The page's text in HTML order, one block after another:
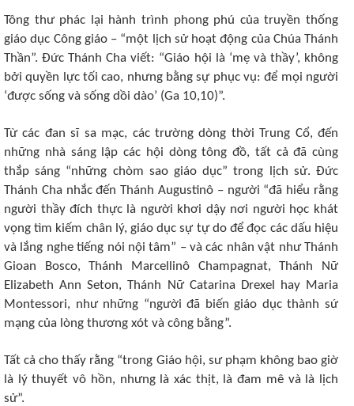
Tông thư phác lại hành trình phong phú của truyền thống
giáo dục Công giáo – “một lịch sử hoạt động của Chúa Thánh
Thần”. Đức Thánh Cha viết: “Giáo hội là ‘mẹ và thầy’, không
bởi quyền lực tối cao, nhưng bằng sự phục vụ: để mọi người
‘được sống và sống dồi dào’ (Ga 10,10)”.
Từ các đan sĩ sa mạc, các trường dòng thời Trung Cổ, đến
những nhà sáng lập các hội dòng tông đồ, tất cả đã cùng
thắp sáng “những chòm sao giáo dục” trong lịch sử. Đức
Thánh Cha nhắc đến Thánh Augustinô – người “đã hiểu rằng
người thầy đích thực là người khơi dậy nơi người học khát
vọng tìm kiếm chân lý, giáo dục sự tự do để đọc các dấu hiệu
và lắng nghe tiếng nói nội tâm” – và các nhân vật như Thánh
Gioan Bosco, Thánh Marcellinô Champagnat, Thánh Nữ
Elizabeth Ann Seton, Thánh Nữ Catarina Drexel hay Maria
Montessori, như những “người đã biến giáo dục thành sứ
mạng của lòng thương xót và công bằng”.
Tất cả cho thấy rằng “trong Giáo hội, sư phạm không bao giờ
là lý thuyết vô hồn, nhưng là xác thịt, là đam mê và là lịch
sử”.